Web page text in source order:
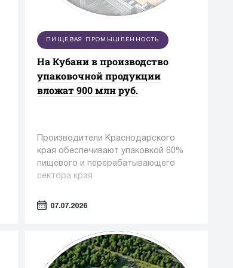
ПИЩЕВАЯ ПРОМЫШЛЕННОСТЬ
На Кубани в производство
упаковочной продукции
вложат 900 млн руб.
Производители Краснодарского
края обеспечивают упаковкой 60%
пищевого и перерабатывающего
сектора края
07.07.2026